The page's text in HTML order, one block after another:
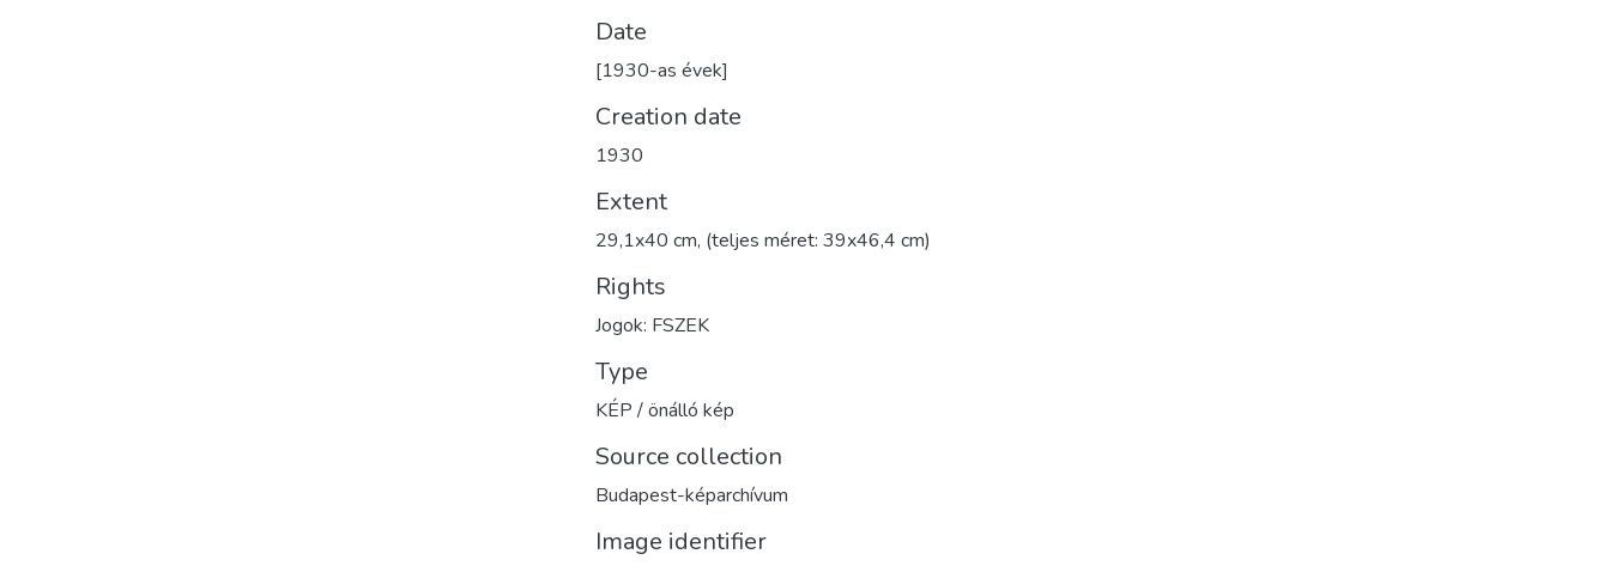
Date
[1930-as évek]
Creation date
1930
Extent
29,1x40 cm, (teljes méret: 39x46,4 cm)
Rights
Jogok: FSZEK
Type
KÉP / önálló kép
Source collection
Budapest-képarchívum
Image identifier